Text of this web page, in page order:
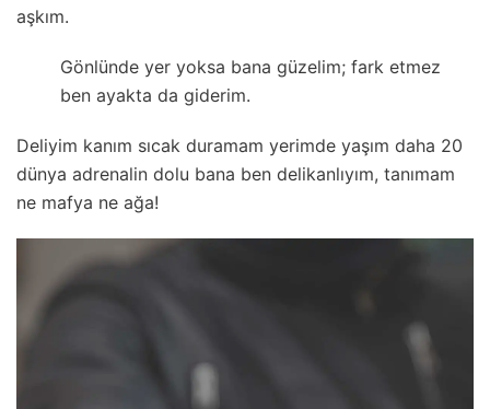
aşkım.
Gönlünde yer yoksa bana güzelim; fark etmez
ben ayakta da giderim.
Deliyim kanım sıcak duramam yerimde yaşım daha 20
dünya adrenalin dolu bana ben delikanlıyım, tanımam
ne mafya ne ağa!